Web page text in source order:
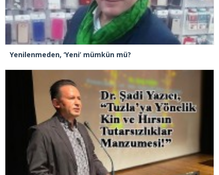
Yenilenmeden, ‘Yeni’ mümkün mü?